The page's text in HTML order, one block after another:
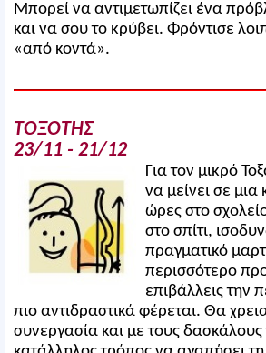
Μπορεί να αντιμετωπίζει ένα
και να σου το κρύβει. Φρόντισε
«από κοντά».
ΤΟΞΟΤΗΣ
23/11 - 21/12
Για τον μικρό
να μείνει σε μια
ώρες στο
στο σπίτι,
πραγματικό
περισσότερο
επιβάλλεις την
πιο αντιδραστικά φέρεται. Θα
συνεργασία και με τους